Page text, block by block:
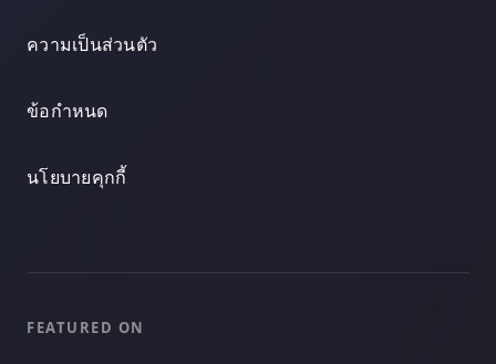
ความเป็นส่วนตัว
ข้อกำหนด
นโยบายคุกกี้
FEATURED ON